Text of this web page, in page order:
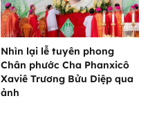
Nhìn lại lễ tuyên phong
Chân phước Cha Phanxicô
Xaviê Trương Bửu Diệp qua
ảnh